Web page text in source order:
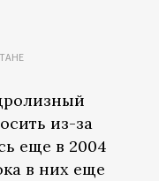
из-за
еще в 2004
в них еще